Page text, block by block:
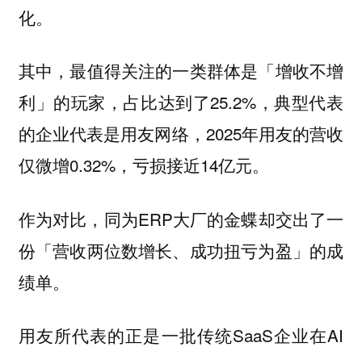
化。
其中，最值得关注的一类群体是「增收不增
利」的玩家，占比达到了25.2%，典型代表
的企业代表是用友网络，2025年用友的营收
仅微增0.32%，亏损接近14亿元。
作为对比，同为ERP大厂的金蝶却交出了一
份「营收两位数增长、成功扭亏为盈」的成
绩单。
用友所代表的正是一批传统SaaS企业在AI